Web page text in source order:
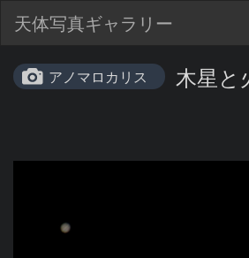
天体写真ギャラリー
アノマロカリス 木星と